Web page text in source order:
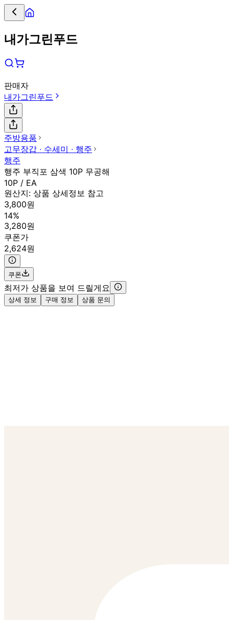
내가그린푸드
판매자
내가그린푸드
주방용품
고무장갑 ∙ 수세미 ∙ 행주
행주
행주 부직포 삼색 10P 무공해
10P / EA
원산지: 상품 상세정보 참고
3,800원
14%
3,280원
쿠폰가
2,624원
쿠폰
최저가 상품을 보여 드릴게요
상세 정보 구매 정보 상품 문의